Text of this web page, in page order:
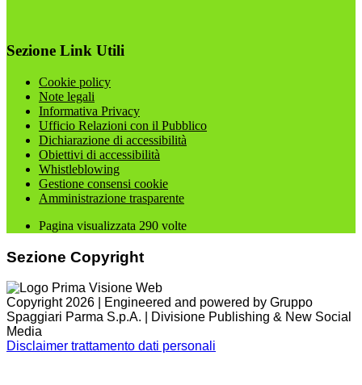
Sezione Link Utili
Cookie policy
Note legali
Informativa Privacy
Ufficio Relazioni con il Pubblico
Dichiarazione di accessibilità
Obiettivi di accessibilità
Whistleblowing
Gestione consensi cookie
Amministrazione trasparente
Pagina visualizzata 290 volte
Sezione Copyright
Copyright 2026 | Engineered and powered by Gruppo
Spaggiari Parma S.p.A. | Divisione Publishing & New Social
Media
Disclaimer trattamento dati personali